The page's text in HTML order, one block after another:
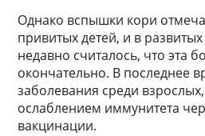
Однако вспышки кори
привитых детей, и в
недавно считалось, что эта
окончательно. В последнее
заболевания среди
ослаблением иммунитета
вакцинации.